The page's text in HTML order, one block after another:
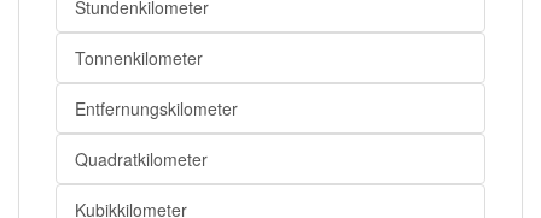
Einheitensystem
Länge
Stundenkilometer
Tonnenkilometer
Entfernungskilometer
Quadratkilometer
Kubikkilometer